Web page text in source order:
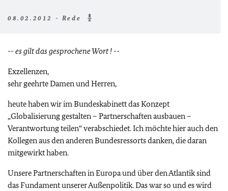
08.02.2012 - Rede
-- es gilt das gesprochene Wort ! --
Exzellenzen,
sehr geehrte Damen und Herren,
heute haben wir im Bundeskabinett das Konzept
„Globalisierung gestalten – Partnerschaften ausbauen –
Verantwortung teilen“ verabschiedet. Ich möchte hier auch den
Kollegen aus den anderen Bundesressorts danken, die daran
mitgewirkt haben.
Unsere Partnerschaften in Europa und über den Atlantik sind
das Fundament unserer Außenpolitik. Das war so und es wird